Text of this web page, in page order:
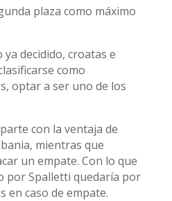
plaza como máximo
decidido, croatas e
como
optar a ser uno de los
parte con la ventaja de
mientras que
un empate. Con lo que
por Spalletti quedaría por
en caso de empate.